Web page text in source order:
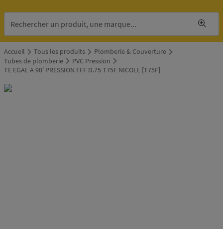
Accueil Tous les produits
Plomberie & Couverture
Tubes de plomberie
PVC Pression
TE EGAL A 90' PRESSION FFF D.75 T75F NICOLL [T75F]